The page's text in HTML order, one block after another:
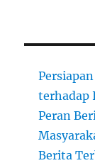
terhadap
Peran
Berita